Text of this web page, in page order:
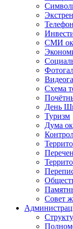
СМИ
Схема
День
Туризм
Дума
Совет